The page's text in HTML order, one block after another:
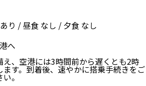
り / 昼食 なし / 夕食 なし
へ
、空港には3時間前から遅くとも2時
す。到着後、速やかに搭乗手続きをご
い。